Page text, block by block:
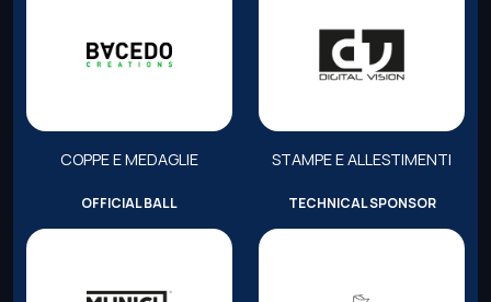
COPPE E MEDAGLIE STAMPE E ALLESTIMENTI
OFFICIAL BALL TECHNICAL SPONSOR